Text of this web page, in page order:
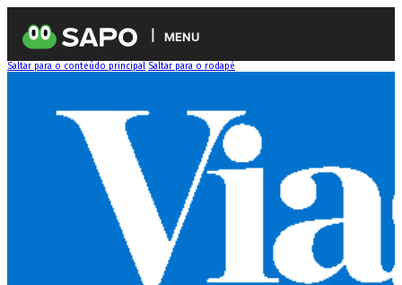
MENU
Saltar para o conteúdo principal Saltar para o rodapé